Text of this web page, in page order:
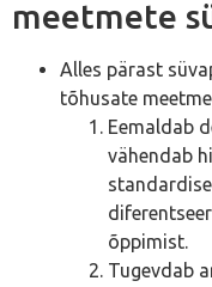
meetmete
Alles pärast
tõhusate
Eemaldab
vähendab
õppimist.
Tugevdab